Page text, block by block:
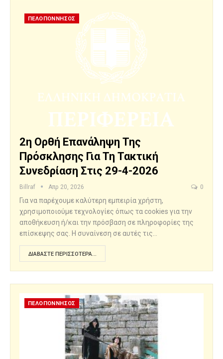
ΠΕΛΟΠΟΝΝΗΣΟΣ
2η Ορθή Επανάληψη Της
Πρόσκλησης Για Τη Τακτική
Συνεδρίαση Στις 29-4-2026
Billraf Απρ 20, 2026 0
Για να παρέχουμε καλύτερη εμπειρία χρήστη,
χρησιμοποιούμε τεχνολογίες όπως τα cookies για την
αποθήκευση ή/και την πρόσβαση σε πληροφορίες της
επίσκεψης σας. Η συναίνεση σε αυτές τις…
ΔΙΑΒΆΣΤΕ ΠΕΡΙΣΣΌΤΕΡΑ...
ΠΕΛΟΠΟΝΝΗΣΟΣ